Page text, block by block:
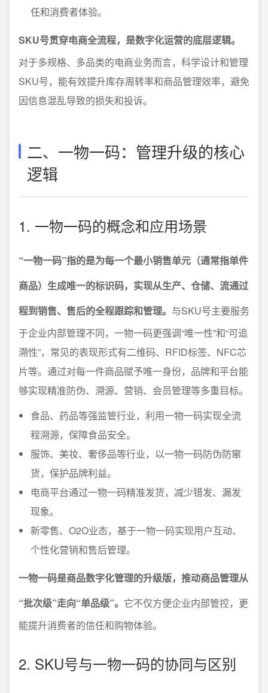
任和消费者体验。
SKU号贯穿电商全流程，是数字化运营的底层逻辑。
对于多规格、多品类的电商业务而言，科学设计和管理
SKU号，能有效提升库存周转率和商品管理效率，避免
因信息混乱导致的损失和投诉。
二、一物一码：管理升级的核心
逻辑
1. 一物一码的概念和应用场景
“一物一码”指的是为每一个最小销售单元（通常指单件
商品）生成唯一的标识码，实现从生产、仓储、流通过
程到销售、售后的全程跟踪和管理。 与SKU号主要服务
于企业内部管理不同，一物一码更强调“唯一性”和“可追
溯性”，常见的表现形式有二维码、RFID标签、NFC芯
片等。通过对每一件商品赋予唯一身份，品牌和平台能
够实现精准防伪、溯源、营销、会员管理等多重目标。
食品、药品等强监管行业，利用一物一码实现全流
程溯源，保障食品安全。
服饰、美妆、奢侈品等行业，以一物一码防伪防窜
货，保护品牌利益。
电商平台通过一物一码精准发货，减少错发、漏发
现象。
新零售、O2O业态，基于一物一码实现用户互动、
个性化营销和售后管理。
一物一码是商品数字化管理的升级版，推动商品管理从
“批次级”走向“单品级”。 它不仅方便企业内部管控，更
能提升消费者的信任和购物体验。
2. SKU号与一物一码的协同与区别